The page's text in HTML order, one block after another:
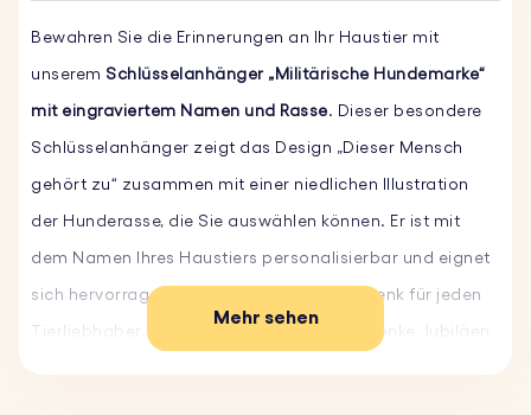
Bewahren Sie die Erinnerungen an Ihr Haustier mit
unserem Schlüsselanhänger „Militärische Hundemarke“
mit eingraviertem Namen und Rasse. Dieser besondere
Schlüsselanhänger zeigt das Design „Dieser Mensch
gehört zu“ zusammen mit einer niedlichen Illustration
der Hunderasse, die Sie auswählen können. Er ist mit
dem Namen Ihres Haustiers personalisierbar und eignet
sich hervorragend als persönliches Geschenk für jeden
Tierliebhaber. Ideal für Geburtstagsgeschenke, Jubiläen
oder besondere Anlässe – dieser gravierte
Mehr sehen